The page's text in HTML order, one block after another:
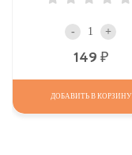
- +
149
ДОБАВИТЬ В КОРЗИНУ